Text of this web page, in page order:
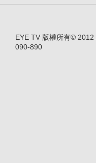
EYE TV 版權所有©
090-890